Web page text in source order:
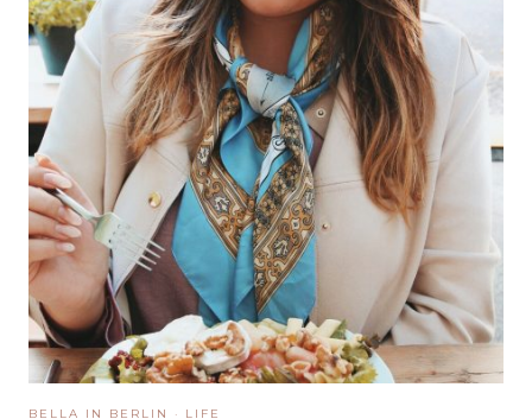
BELLA IN BERLIN · LIFE